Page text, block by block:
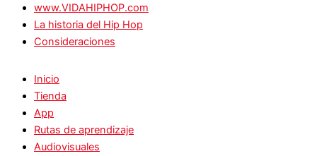
www.VIDAHIPHOP.com
La historia del Hip Hop
Consideraciones
Inicio
Tienda
App
Rutas de aprendizaje
Audiovisuales